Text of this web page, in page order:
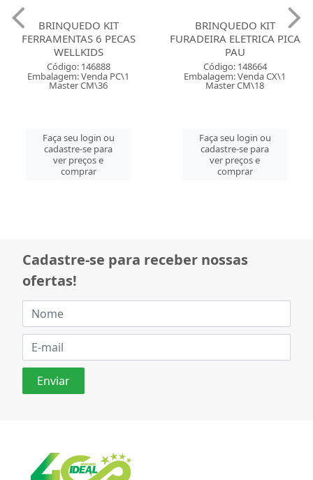
BRINQUEDO KIT
FERRAMENTAS 6 PECAS
WELLKIDS
Código: 146888
Embalagem: Venda PC\1
Master CM\36
Faça seu login ou
cadastre-se para
ver preços e
comprar
BRINQUEDO KIT
FURADEIRA ELETRICA PICA
PAU
Código: 148664
Embalagem: Venda CX\1
Master CM\18
Faça seu login ou
cadastre-se para
ver preços e
comprar
Cadastre-se para receber nossas
ofertas!